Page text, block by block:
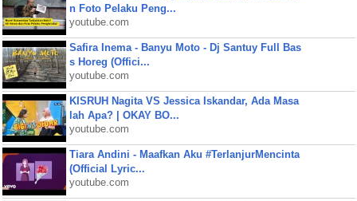
n Foto Pelaku Peng...
youtube.com
Safira Inema - Banyu Moto - Dj Santuy Full Bas
s Horeg (Offici...
youtube.com
KISRUH Nagita VS Jessica Iskandar, Ada Masa
lah Apa? | OKAY BO...
youtube.com
Tiara Andini - Maafkan Aku #TerlanjurMencinta
(Official Lyric...
youtube.com